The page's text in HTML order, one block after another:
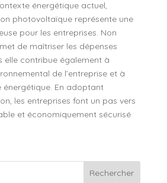
énergétique actuel,
photovoltaïque représente une
pour les entreprises. Non
de maîtriser les dépenses
elle contribue également à
de l’entreprise et à
énergétique. En adoptant
les entreprises font un pas vers
et économiquement sécurisé